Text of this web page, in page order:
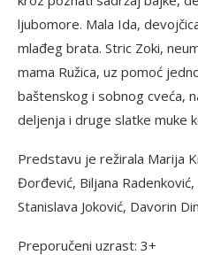
ljubomore. Mala Ida,
mlađeg brata. Stric Zoki,
mama Ružica, uz pomoć
baštenskog i sobnog cveća,
deljenja i druge slatke muke
Predstavu je režirala Marija
Đorđević, Biljana
Stanislava Joković, Davorin
Preporučeni uzrast: 3+